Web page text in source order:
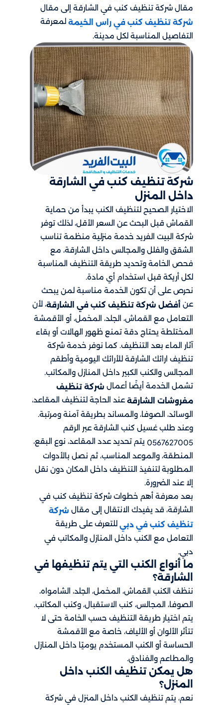
مقال شركة تنظيف كنب في الشارقة إلى مقال
شركة تنظيف كنب في راس الخيمة لمعرفة
التفاصيل المناسبة لكل مدينة.
شركة تنظيف كنب في الشارقة
داخل المنزل
الاختيار الصحيح لتنظيف الكنب يبدأ من حماية
القماش قبل البحث عن السعر الأقل، لذلك توفر
شركة البيت الفريد خدمة منزلية منظمة تناسب
الشقق والفلل والمجالس داخل الشارقة، مع
فحص الخامة وتحديد طريقة التنظيف المناسبة
لكل أريكة قبل استخدام أي مادة.
نحرص على أن تكون الخدمة مناسبة لمن يبحث
عن أفضل شركة تنظيف كنب في الشارقة، لأن
التعامل مع القماش، الجلد، المخمل، أو الأقمشة
المختلطة يحتاج دقة تمنع ظهور الهالات أو بقاء
آثار الماء بعد التنظيف. كما نوفر خدمة شركة
تنظيف ارائك الشارقة للأرائك اليومية وأطقم
المجالس والكنب الكبير داخل المنازل والمكاتب.
تشمل الخدمة أيضًا أعمال شركة تنظيف
مفروشات الشارقة عند الحاجة لتنظيف المقاعد،
الوسائد، الصوفا، والمساند بطريقة آمنة ومرتبة.
وعند طلب غسيل كنب الشارقة عبر الرقم
0567627005 يتم تحديد عدد المقاعد، نوع البقع،
المنطقة، والموعد المناسب، ثم نصل بالأدوات
المطلوبة لتنفيذ التنظيف داخل المكان دون نقل
إلا عند الضرورة.
بعد معرفة أهم خطوات شركة تنظيف كنب في
الشارقة، قد يفيدك الانتقال إلى مقال شركة
تنظيف كنب في دبي للتعرف على طريقة
التعامل مع الكنب داخل المنازل والمكاتب في
دبي.
ما أنواع الكنب التي يتم تنظيفها في
الشارقة؟
ننظف الكنب القماش، المخمل، الجلد، الشامواه،
الصوفا، المجالس، كنب الاستقبال، وكنب المكاتب.
يتم اختيار طريقة التنظيف حسب الخامة حتى لا
تتأثر الألوان أو الألياف، خاصة مع الأقمشة
الحساسة أو الكنب المستخدم يوميًا داخل المنازل
والمطاعم والفنادق.
هل يمكن تنظيف الكنب داخل
المنزل؟
نعم، يتم تنظيف الكنب داخل المنزل في شركة